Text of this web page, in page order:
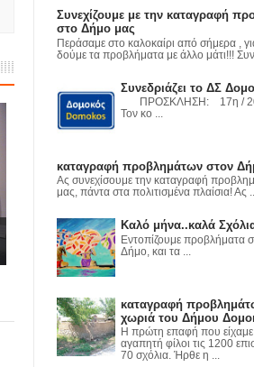
Συνεχίζουμε με την καταγραφή
στο Δήμο μας
Περάσαμε στο καλοκαίρι από σήμερα ,
δούμε τα προβλήματα με άλλο μάτι!!!
Συνεδριάζει το ΔΣ
ΠΡΟΣΚΛΗΣΗ: 17η /
Τον κο ...
καταγραφή προβλημάτων στον
Ας συνεχίσουμε την καταγραφή
μας, πάντα στα πολιτισμένα πλαίσια! Ας ...
Καλό μήνα..καλά
Εντοπίζουμε προβλήματα
Δήμο, και τα ...
καταγραφή
χωριά του Δήμου
Η πρώτη επαφή που είχαμε
αγαπητή φίλοι τις 1200
70 σχόλια. Ήρθε η ...